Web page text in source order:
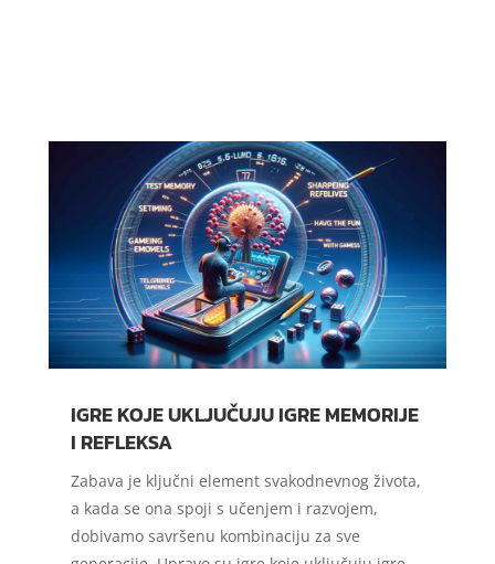
IGRE KOJE UKLJUČUJU IGRE MEMORIJE
I REFLEKSA
Zabava je ključni element svakodnevnog života,
a kada se ona spoji s učenjem i razvojem,
dobivamo savršenu kombinaciju za sve